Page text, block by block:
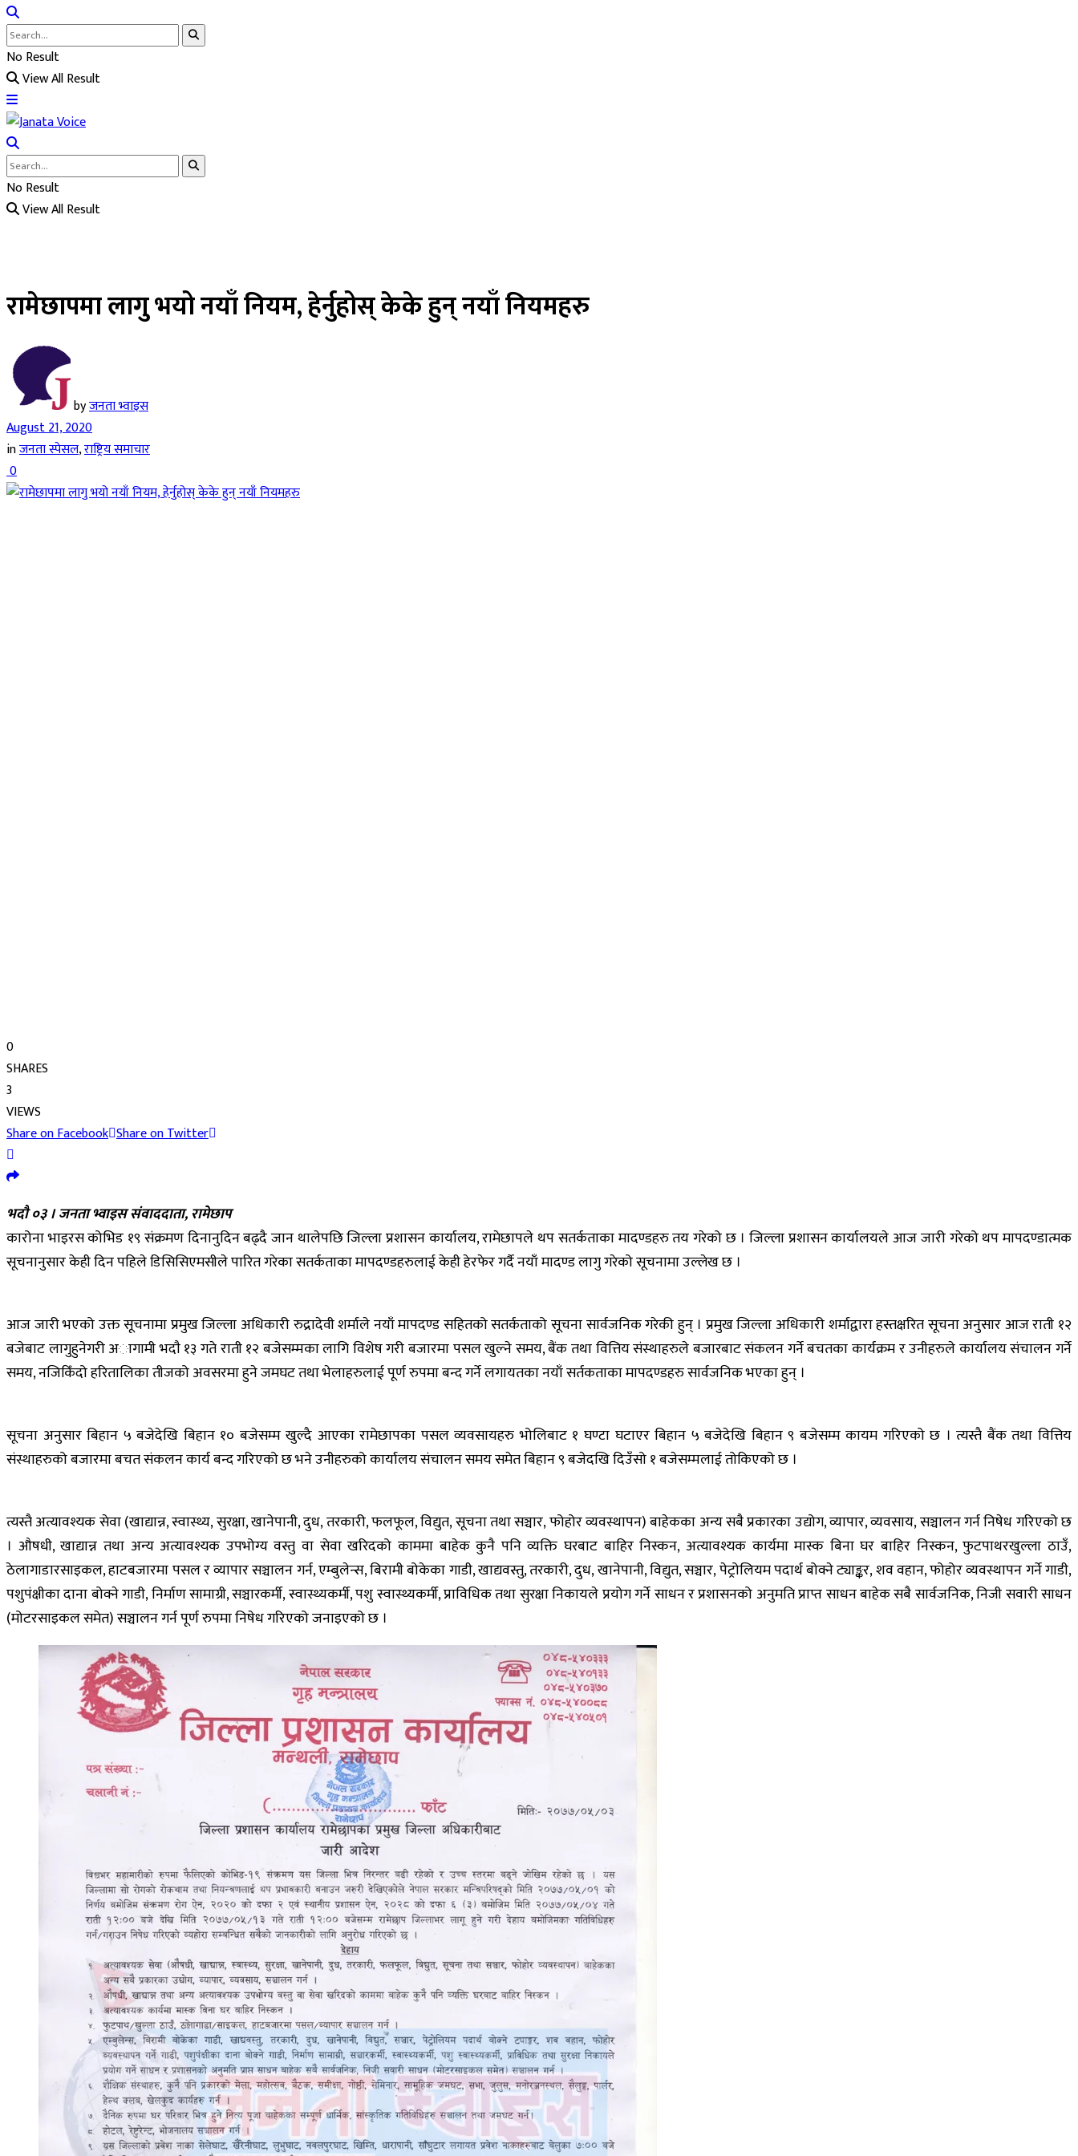
No Result
View All Result
No Result
View All Result
रामेछापमा लागु भयो नयाँ नियम, हेर्नुहोस् केके हुन् नयाँ नियमहरु
byजनता भ्वाइस
August 21, 2020
inजनता स्पेसल,राष्ट्रिय समाचार
0
0
SHARES
3
VIEWS
Share on Facebook Share on Twitter
भदौ ०३ । जनता भ्वाइस संवाददाता, रामेछाप
कारोना भाइरस कोभिड १९ संक्रमण दिनानुदिन बढ्दै जान थालेपछि जिल्ला प्रशासन कार्यालय, रामेछापले थप सतर्कताका मादण्डहरु तय गरेको छ । जिल्ला प्रशासन कार्यालयले आज जारी गरेको थप मापदण्डात्मक
सूचनानुसार केही दिन पहिले डिसिसिएमसीले पारित गरेका सतर्कताका मापदण्डहरुलाई केही हेरफेर गर्दै नयाँ मादण्ड लागु गरेको सूचनामा उल्लेख छ ।
आज जारी भएको उक्त सूचनामा प्रमुख जिल्ला अधिकारी रुद्रादेवी शर्माले नयाँ मापदण्ड सहितको सतर्कताको सूचना सार्वजनिक गरेकी हुन् । प्रमुख जिल्ला अधिकारी शर्माद्वारा हस्तक्षरित सूचना अनुसार आज राती १२
बजेबाट लागुहुनेगरी अागामी भदाै १३ गते राती १२ बजेसम्मका लागि विशेष गरी बजारमा पसल खुल्ने समय, बैंक तथा वित्तिय संस्थाहरुले बजारबाट संकलन गर्ने बचतका कार्यक्रम र उनीहरुले कार्यालय संचालन गर्ने
समय, नजिकिँदो हरितालिका तीजको अवसरमा हुने जमघट तथा भेलाहरुलाई पूर्ण रुपमा बन्द गर्ने लगायतका नयाँ सर्तकताका मापदण्डहरु सार्वजनिक भएका हुन् ।
सूचना अनुसार बिहान ५ बजेदेखि बिहान १० बजेसम्म खुल्दै आएका रामेछापका पसल व्यवसायहरु भोलिबाट १ घण्टा घटाएर बिहान ५ बजेदेखि बिहान ९ बजेसम्म कायम गरिएको छ । त्यस्तै बैंक तथा वित्तिय
संस्थाहरुको बजारमा बचत संकलन कार्य बन्द गरिएको छ भने उनीहरुको कार्यालय संचालन समय समेत बिहान ९ बजेदखि दिउँसो १ बजेसम्मलाई तोकिएको छ ।
त्यस्तै अत्यावश्यक सेवा (खाद्यान्न, स्वास्थ्य, सुरक्षा, खानेपानी, दुध, तरकारी, फलफूल, विद्युत, सूचना तथा सञ्चार, फोहोर व्यवस्थापन) बाहेकका अन्य सबै प्रकारका उद्योग, व्यापार, व्यवसाय, सञ्चालन गर्न निषेध गरिएको छ
। औषधी, खाद्यान्न तथा अन्य अत्यावश्यक उपभोग्य वस्तु वा सेवा खरिदको काममा बाहेक कुनै पनि व्यक्ति घरबाट बाहिर निस्कन, अत्यावश्यक कार्यमा मास्क बिना घर बाहिर निस्कन, फुटपाथरखुल्ला ठाउँ,
ठेलागाडारसाइकल, हाटबजारमा पसल र व्यापार सञ्चालन गर्न, एम्बुलेन्स, बिरामी बोकेका गाडी, खाद्यवस्तु, तरकारी, दुध, खानेपानी, विद्युत, सञ्चार, पेट्रोलियम पदार्थ बोक्ने ट्याङ्कर, शव वहान, फोहोर व्यवस्थापन गर्ने गाडी,
पशुपंक्षीका दाना बोक्ने गाडी, निर्माण सामाग्री, सञ्चारकर्मी, स्वास्थ्यकर्मी, पशु स्वास्थ्यकर्मी, प्राविधिक तथा सुरक्षा निकायले प्रयोग गर्ने साधन र प्रशासनको अनुमति प्राप्त साधन बाहेक सबै सार्वजनिक, निजी सवारी साधन
(मोटरसाइकल समेत) सञ्चालन गर्न पूर्ण रुपमा निषेध गरिएको जनाइएको छ ।